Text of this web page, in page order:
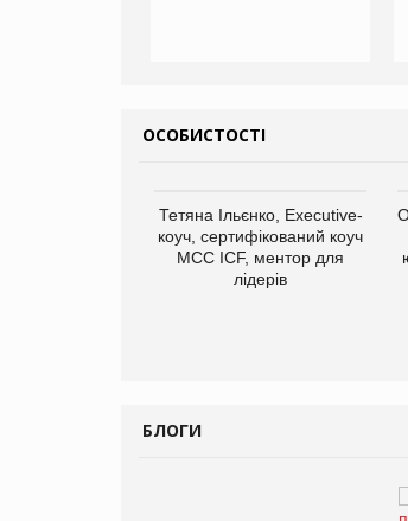
ОСОБИСТОСТІ
Тетяна Ільєнко, Executive-
коуч, сертифікований коуч
МСС ICF, ментор для
лідерів
БЛОГИ